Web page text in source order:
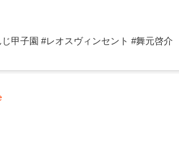
甲子園 #レオスヴィンセント #舞元啓介